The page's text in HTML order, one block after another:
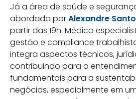
Já a área de saúde e
abordada porAlexandre
partir das 19h. Médico
gestão e compliance
integra aspectos técnicos,
contribuindo para o
fundamentais para a
negócios, especialmente em